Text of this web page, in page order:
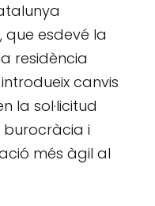
que esdevé la
residència
canvis
la sol·licitud
burocràcia i
més àgil al